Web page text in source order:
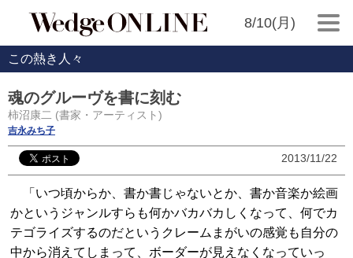
8/10(月)
この熱き人々
魂のグルーヴを書に刻む
柿沼康二 (書家・アーティスト)
吉永みち子
2013/11/22
「いつ頃からか、書か書じゃないとか、書か音楽か絵画
かというジャンルすらも何かバカバカしくなって、何でカ
テゴライズするのだというクレームまがいの感覚も自分の
中から消えてしまって、ボーダーが見えなくなっていっ